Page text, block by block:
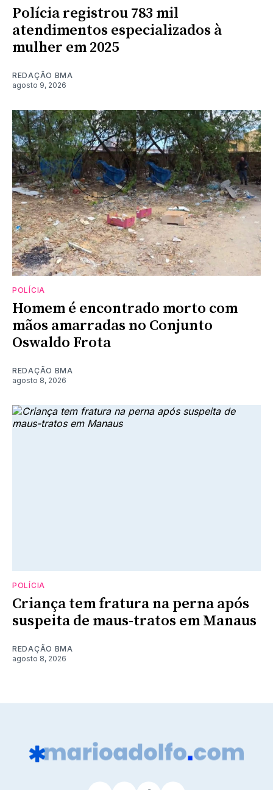
Polícia registrou 783 mil
atendimentos especializados à
mulher em 2025
REDAÇÃO BMA
agosto 9, 2026
POLÍCIA
Homem é encontrado morto com
mãos amarradas no Conjunto
Oswaldo Frota
REDAÇÃO BMA
agosto 8, 2026
POLÍCIA
Criança tem fratura na perna após
suspeita de maus-tratos em Manaus
REDAÇÃO BMA
agosto 8, 2026